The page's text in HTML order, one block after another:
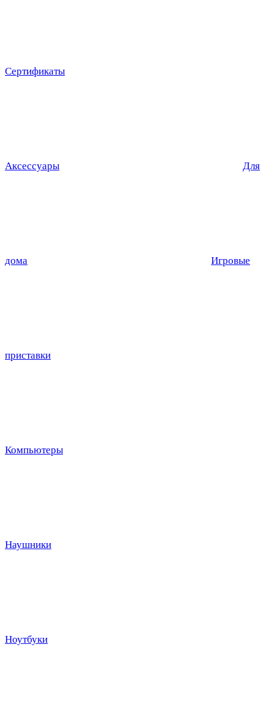
Сертификаты
Аксессуары Для
дома Игровые
приставки
Компьютеры
Наушники
Ноутбуки